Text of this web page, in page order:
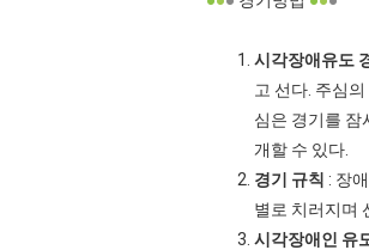
시각장애유도
고 선다. 주심
심은 경기를 잠
개할 수 있다.
경기 규칙 : 장
별로 치러지며
시각장애인 유